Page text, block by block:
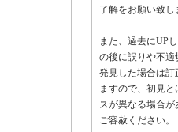
了解をお願い致し
また、過去にUP
の後に誤りや不適
発見した場合は訂
ますので、初見と
スが異なる場合が
ご容赦ください。